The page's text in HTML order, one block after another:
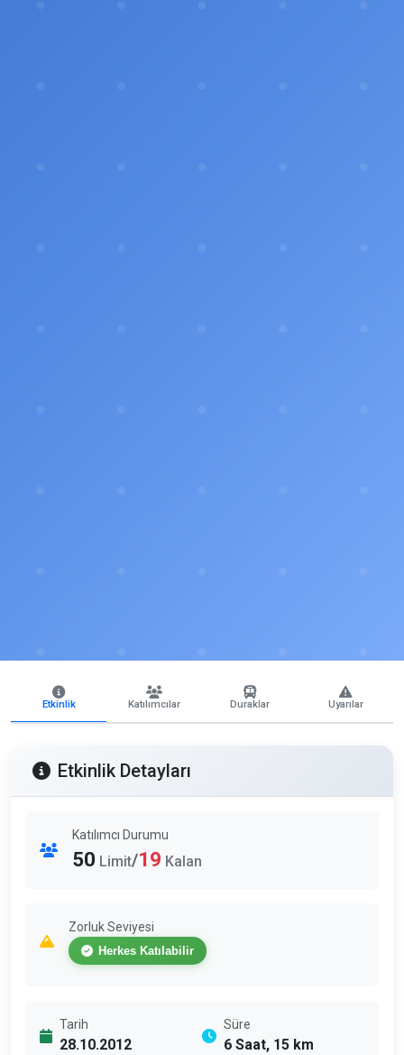
Etkinlik Katılımcılar Duraklar Uyarılar
Etkinlik Detayları
Katılımcı Durumu
50 Limit/19 Kalan
Zorluk Seviyesi
Herkes Katılabilir
Tarih
28.10.2012
Süre
6 Saat, 15 km